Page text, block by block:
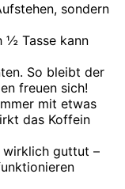
sondern
½ Tasse kann
So bleibt der
freuen sich!
mit etwas
das Koffein
wirklich guttut –